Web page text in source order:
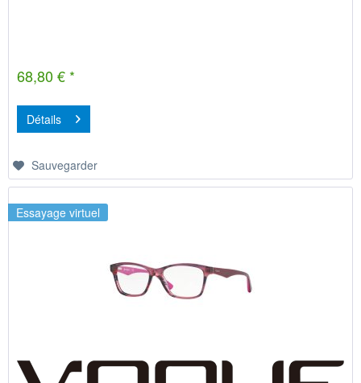
68,80 € *
Détails
Sauvegarder
Essayage virtuel